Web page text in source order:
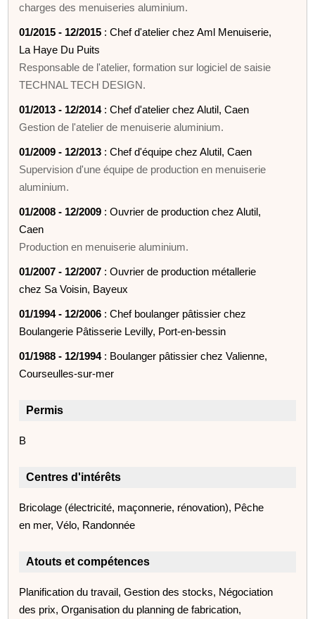
charges des menuiseries aluminium.
01/2015 - 12/2015 : Chef d'atelier chez Aml Menuiserie,
La Haye Du Puits
Responsable de l'atelier, formation sur logiciel de saisie
TECHNAL TECH DESIGN.
01/2013 - 12/2014: Chef d'atelier chez Alutil, Caen
Gestion de l'atelier de menuiserie aluminium.
01/2009 - 12/2013 : Chef d'équipe chez Alutil, Caen
Supervision d'une équipe de production en menuiserie
aluminium.
01/2008 - 12/2009 : Ouvrier de production chez Alutil,
Caen
Production en menuiserie aluminium.
01/2007 - 12/2007 : Ouvrier de production métallerie
chez Sa Voisin, Bayeux
01/1994 - 12/2006 : Chef boulanger pâtissier chez
Boulangerie Pâtisserie Levilly, Port-en-bessin
01/1988 - 12/1994: Boulanger pâtissier chez Valienne,
Courseulles-sur-mer
Permis
B
Centres d'intérêts
Bricolage (électricité, maçonnerie, rénovation), Pêche
en mer, Vélo, Randonnée
Atouts et compétences
Planification du travail, Gestion des stocks, Négociation
des prix, Organisation du planning de fabrication,